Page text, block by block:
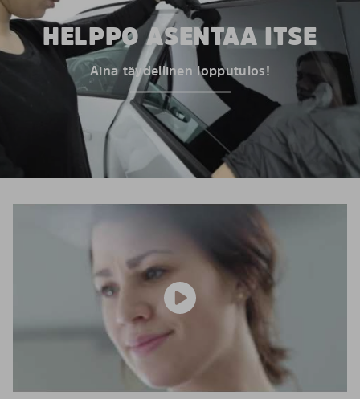
HELPPO ASENTAA ITSE
Aina täydellinen lopputulos!